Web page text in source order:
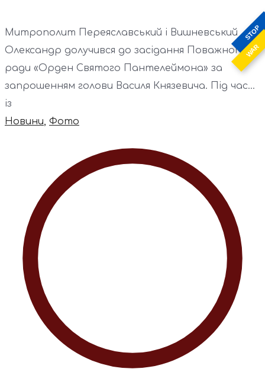
STOP
WAR
Митрополит Переяславський і Вишневський
Олександр долучився до засідання Поважної
ради «Орден Святого Пантелеймона» за
запрошенням голови Василя Князевича. Під час...
із
Новини, Фото